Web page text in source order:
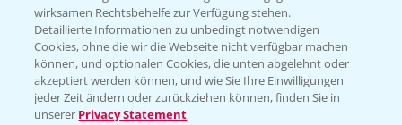
Folgen Sie uns
wirksamen Rechtsbehelfe zur Verfügung stehen.
Detaillierte Informationen zu unbedingt notwendigen
Cookies, ohne die wir die Webseite nicht verfügbar machen
können, und optionalen Cookies, die unten abgelehnt oder
akzeptiert werden können, und wie Sie Ihre Einwilligungen
jeder Zeit ändern oder zurückziehen können, finden Sie in
unserer Privacy Statement